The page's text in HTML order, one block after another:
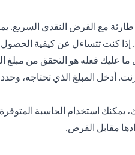
طارئة مع القرض النقدي
إذا كنت تتساءل عن كيفية
ما عليك فعله هو التحقق من
أدخل المبلغ الذي تحتاجه،
يمكنك استخدام الحاسبة
مقابل القرض.